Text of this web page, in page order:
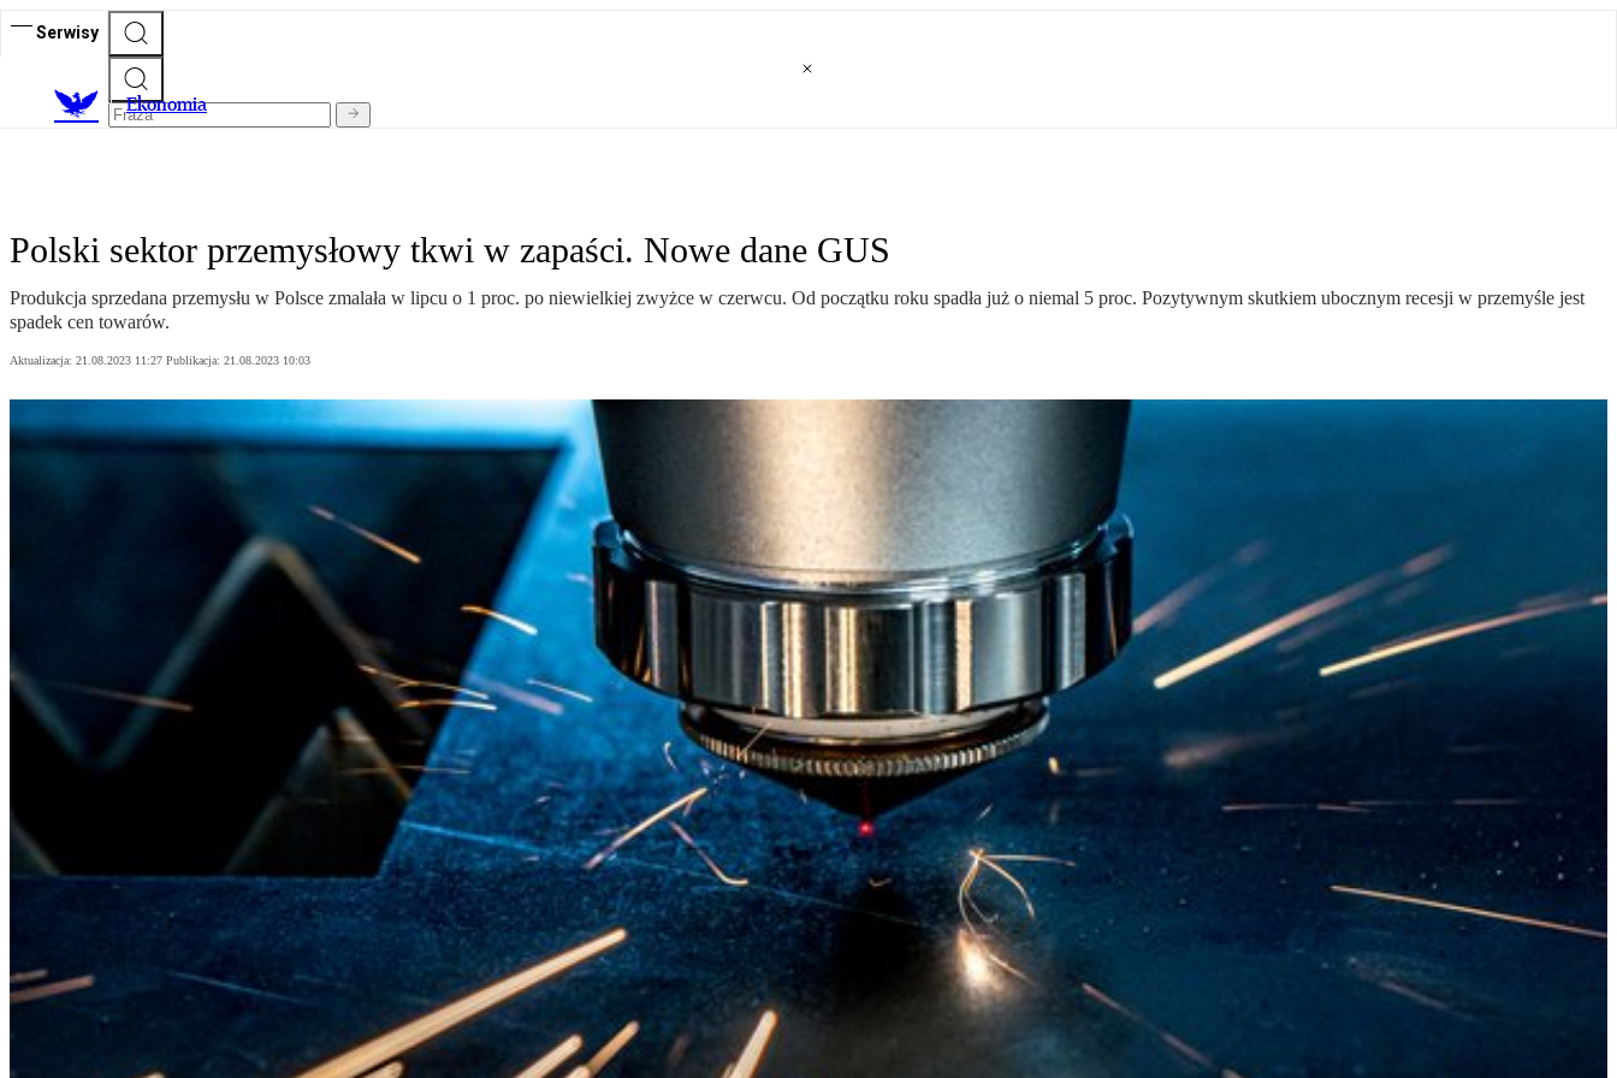
Serwisy
Ekonomia
Polski sektor przemysłowy tkwi w zapaści. Nowe dane GUS
Produkcja sprzedana przemysłu w Polsce zmalała w lipcu o 1 proc. po niewielkiej zwyżce w czerwcu. Od początku roku spadła już o niemal 5 proc. Pozytywnym skutkiem ubocznym recesji w przemyśle jest
spadek cen towarów.
Aktualizacja: 21.08.2023 11:27 Publikacja: 21.08.2023 10:03